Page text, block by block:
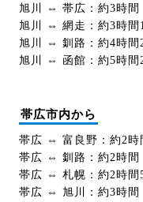
旭川 ⇔ 帯広：約3時間
旭川 ⇔ 網走：約3時間
旭川 ⇔ 釧路：約4時間
旭川 ⇔ 函館：約5時間
帯広市内から
帯広 ⇔ 富良野：約2時
帯広 ⇔ 釧路：約2時間
帯広 ⇔ 札幌：約2時間
帯広 ⇔ 旭川：約3時間